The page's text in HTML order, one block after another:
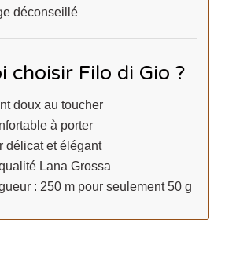
déconseillé
choisir Filo di Gio ?
doux au toucher
à porter
délicat et élégant
Lana Grossa
: 250 m pour seulement 50 g